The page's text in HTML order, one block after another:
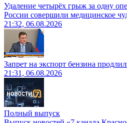
Удаление четырёх грыж за одну
России совершили медицинское
21:32, 06.08.2026
Запрет на экспорт бензина
21:31, 06.08.2026
Полный выпуск